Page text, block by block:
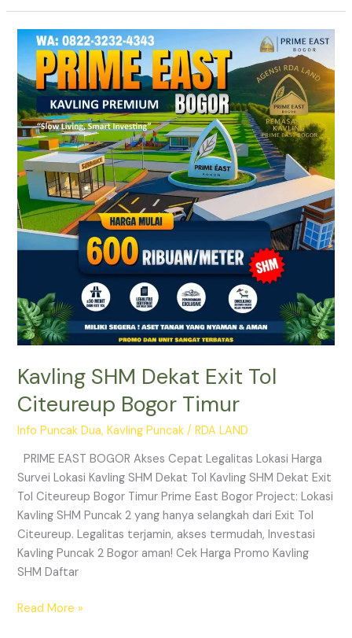
Kavling SHM Dekat Exit Tol
Citeureup Bogor Timur
Info Puncak Dua,Kavling Puncak /RDA LAND
PRIME EAST BOGOR Akses Cepat Legalitas Lokasi Harga
Survei Lokasi Kavling SHM Dekat Tol Kavling SHM Dekat Exit
Tol Citeureup Bogor Timur Prime East Bogor Project: Lokasi
Kavling SHM Puncak 2 yang hanya selangkah dari Exit Tol
Citeureup. Legalitas terjamin, akses termudah, Investasi
Kavling Puncak 2 Bogor aman! Cek Harga Promo Kavling
SHM Daftar
Kavling
SHM
Dekat
Exit
Tol
Citeureup
Bogor
Timur
Read More »